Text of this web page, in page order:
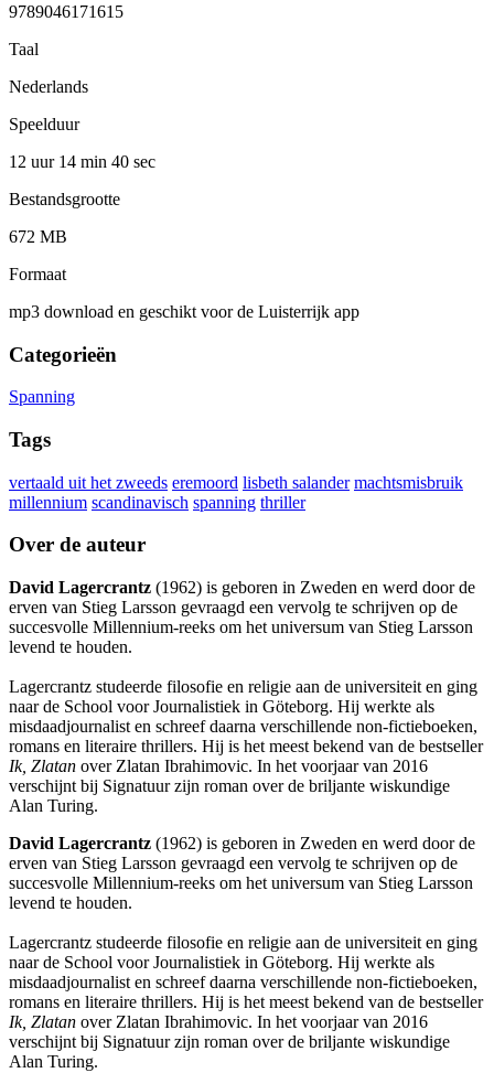
9789046171615
Taal
Nederlands
Speelduur
12 uur 14 min 40 sec
Bestandsgrootte
672 MB
Formaat
mp3 download en geschikt voor de Luisterrijk app
Categorieën
Spanning
Tags
vertaald uit het zweeds eremoord lisbeth salander machtsmisbruik
millennium scandinavisch spanning thriller
Over de auteur
David Lagercrantz (1962) is geboren in Zweden en werd door de
erven van Stieg Larsson gevraagd een vervolg te schrijven op de
succesvolle Millennium-reeks om het universum van Stieg Larsson
levend te houden.
Lagercrantz studeerde filosofie en religie aan de universiteit en ging
naar de School voor Journalistiek in Göteborg. Hij werkte als
misdaadjournalist en schreef daarna verschillende non-fictieboeken,
romans en literaire thrillers. Hij is het meest bekend van de bestseller
Ik, Zlatan over Zlatan Ibrahimovic. In het voorjaar van 2016
verschijnt bij Signatuur zijn roman over de briljante wiskundige
Alan Turing.
David Lagercrantz (1962) is geboren in Zweden en werd door de
erven van Stieg Larsson gevraagd een vervolg te schrijven op de
succesvolle Millennium-reeks om het universum van Stieg Larsson
levend te houden.
Lagercrantz studeerde filosofie en religie aan de universiteit en ging
naar de School voor Journalistiek in Göteborg. Hij werkte als
misdaadjournalist en schreef daarna verschillende non-fictieboeken,
romans en literaire thrillers. Hij is het meest bekend van de bestseller
Ik, Zlatan over Zlatan Ibrahimovic. In het voorjaar van 2016
verschijnt bij Signatuur zijn roman over de briljante wiskundige
Alan Turing.